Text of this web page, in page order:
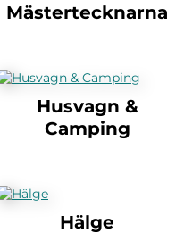
Mästertecknarna
Husvagn &
Camping
Hälge